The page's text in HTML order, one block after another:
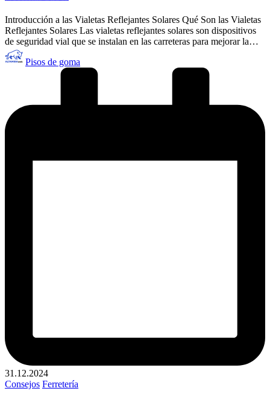
Introducción a las Vialetas Reflejantes Solares Qué Son las Vialetas
Reflejantes Solares Las vialetas reflejantes solares son dispositivos
de seguridad vial que se instalan en las carreteras para mejorar la…
Publicado
por
Pisos de goma
31.12.2024
Publicado
Consejos Ferretería